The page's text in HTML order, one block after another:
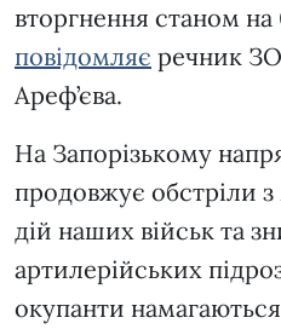
вторгнення станом на
повідомляє речник
Ареф’єва.
На Запорізькому
продовжує обстріли
дій наших військ та
артилерійських
окупанти